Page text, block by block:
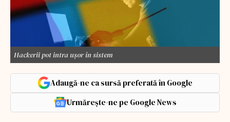
Hackerii pot intra ușor în sistem
Adaugă-ne ca sursă preferată în Google
Urmărește-ne pe Google News